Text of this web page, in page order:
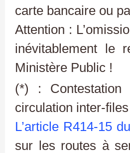
carte bancaire ou
Attention :
inévitablement le
Ministère Public !
(*) :
circulation inter-files
L’article R414-15
sur les routes à